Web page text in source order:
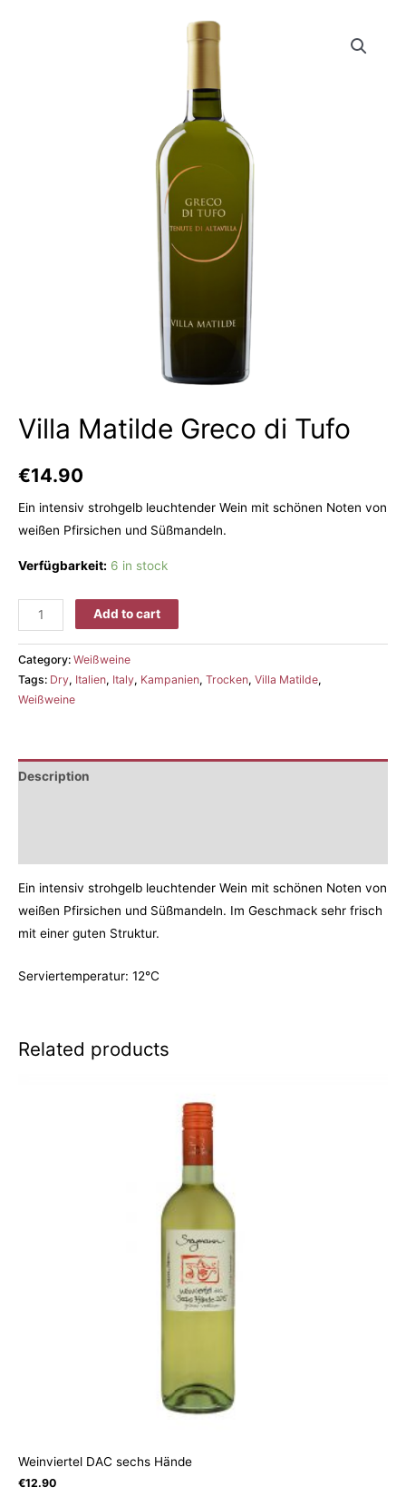
Villa Matilde Greco di Tufo
€14.90
Ein intensiv strohgelb leuchtender Wein mit schönen Noten von
weißen Pfirsichen und Süßmandeln.
Verfügbarkeit: 6 in stock
Add to cart
Category: Weißweine
Tags: Dry, Italien, Italy, Kampanien, Trocken, Villa Matilde,
Weißweine
Description
Ein intensiv strohgelb leuchtender Wein mit schönen Noten von
weißen Pfirsichen und Süßmandeln. Im Geschmack sehr frisch
mit einer guten Struktur.
Serviertemperatur: 12°C
Related products
Weinviertel DAC sechs Hände
€12.90